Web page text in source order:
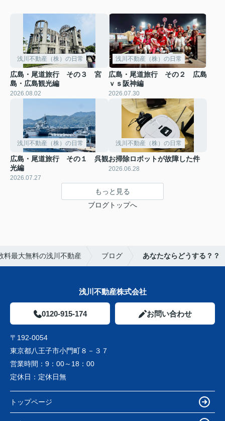
浅川不動産（株）の日常
広島・尾道旅行 その３ 宮
島・広島観光編
2026.08.02
浅川不動産（株）の日常
広島・尾道旅行 その２ 広島
ｖｓ阪神編
2026.07.30
浅川不動産（株）の日常
広島・尾道旅行 その１ 呉観
光編
2026.07.27
浅川不動産（株）の日常
お掃除ロボットが故障した件
2026.06.28
もっと見る
ブログトップへ
料最大無料の浅川不動産 ブログ あなたならどうする？？
浅川不動産株式会社
0120-915-174 お問い合わせ
〒192-0054
東京都八王子市小門町８－３７
営業時間： 9：00～18：00
定休日： 定休日無
トップページ